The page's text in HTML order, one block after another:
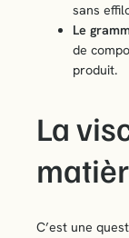
sans
Le
de
produit.
La
C’est une